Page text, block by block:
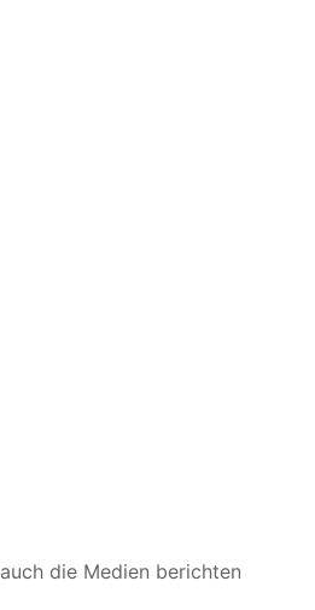
die Medien berichten